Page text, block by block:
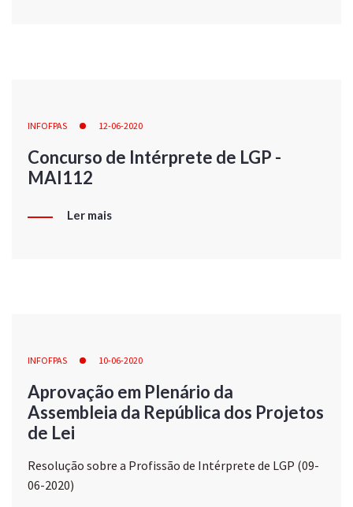
INFOFPAS 12-06-2020
Concurso de Intérprete de LGP -
MAI112
Ler mais
INFOFPAS 10-06-2020
Aprovação em Plenário da
Assembleia da República dos Projetos
de Lei
Resolução sobre a Profissão de Intérprete de LGP (09-
06-2020)